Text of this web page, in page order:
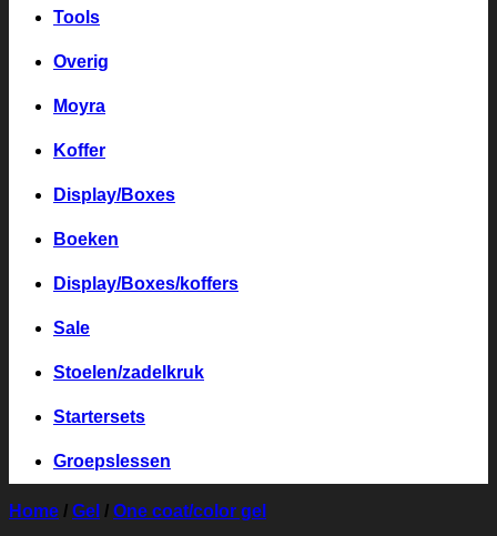
Tools
Overig
Moyra
Koffer
Display/Boxes
Boeken
Display/Boxes/koffers
Sale
Stoelen/zadelkruk
Startersets
Groepslessen
Home / Gel / One coat/color gel